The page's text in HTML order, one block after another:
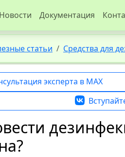
Новости Документация
статьи Средства для
эксперта в MAX